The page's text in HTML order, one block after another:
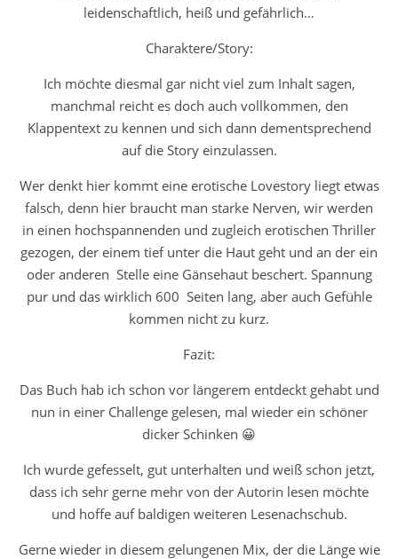
leidenschaftlich, heiß und gefährlich…
Charaktere/Story:
Ich möchte diesmal gar nicht viel zum Inhalt sagen,
manchmal reicht es doch auch vollkommen, den
Klappentext zu kennen und sich dann dementsprechend
auf die Story einzulassen.
Wer denkt hier kommt eine erotische Lovestory liegt etwas
falsch, denn hier braucht man starke Nerven, wir werden
in einen hochspannenden und zugleich erotischen Thriller
gezogen, der einem tief unter die Haut geht und an der ein
oder anderen Stelle eine Gänsehaut beschert. Spannung
pur und das wirklich 600 Seiten lang, aber auch Gefühle
kommen nicht zu kurz.
Fazit:
Das Buch hab ich schon vor längerem entdeckt gehabt und
nun in einer Challenge gelesen, mal wieder ein schöner
dicker Schinken 😀
Ich wurde gefesselt, gut unterhalten und weiß schon jetzt,
dass ich sehr gerne mehr von der Autorin lesen möchte
und hoffe auf baldigen weiteren Lesenachschub.
Gerne wieder in diesem gelungenen Mix, der die Länge wie